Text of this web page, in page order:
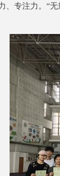
、专注力。“